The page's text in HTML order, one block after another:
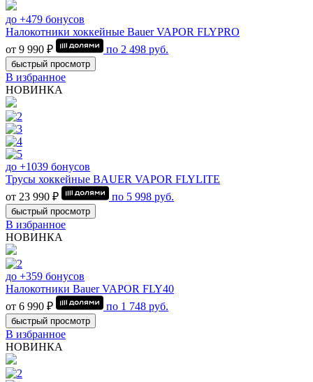
до +479 бонусов
Налокотники хоккейные Bauer VAPOR FLYPRO
от 9 990 ₽
по 2 498 руб.
быстрый просмотр
В избранное
НОВИНКА
до +1039 бонусов
Трусы хоккейные BAUER VAPOR FLYLITE
от 23 990 ₽
по 5 998 руб.
быстрый просмотр
В избранное
НОВИНКА
до +359 бонусов
Налокотники Bauer VAPOR FLY40
от 6 990 ₽
по 1 748 руб.
быстрый просмотр
В избранное
НОВИНКА